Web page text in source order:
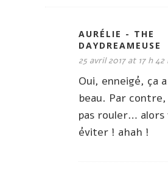
AURÉLIE - THE
DAYDREAMEUSE
25 avril 2017 at 17 h 42
Oui, enneigé, ça
beau. Par
pas rouler… alors
éviter ! ahah !